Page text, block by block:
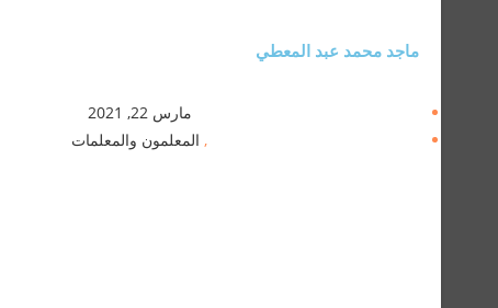
ماجد محمد عبد المعطي
مارس 22, 2021
, المعلمون والمعلمات